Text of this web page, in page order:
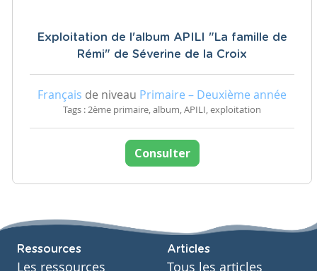
Exploitation de l'album APILI "La famille de
Rémi" de Séverine de la Croix
Français de niveau Primaire – Deuxième année
Tags : 2ème primaire, album, APILI, exploitation
Consulter
Ressources
Les ressources
Articles
Tous les articles